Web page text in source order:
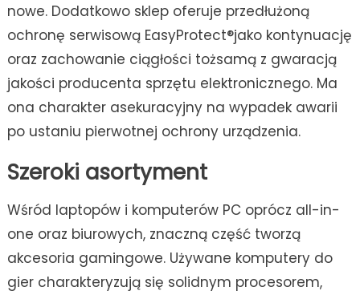
nowe. Dodatkowo sklep oferuje przedłużoną
ochronę serwisową EasyProtect®jako kontynuację
oraz zachowanie ciągłości tożsamą z gwaracją
jakości producenta sprzętu elektronicznego. Ma
ona charakter asekuracyjny na wypadek awarii
po ustaniu pierwotnej ochrony urządzenia.
Szeroki asortyment
Wśród laptopów i komputerów PC oprócz all-in-
one oraz biurowych, znaczną część tworzą
akcesoria gamingowe. Używane komputery do
gier charakteryzują się solidnym procesorem,